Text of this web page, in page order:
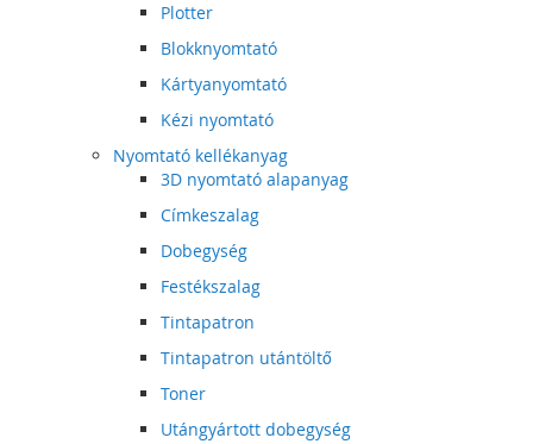
Plotter
Blokknyomtató
Kártyanyomtató
Kézi nyomtató
Nyomtató kellékanyag
3D nyomtató alapanyag
Címkeszalag
Dobegység
Festékszalag
Tintapatron
Tintapatron utántöltő
Toner
Utángyártott dobegység